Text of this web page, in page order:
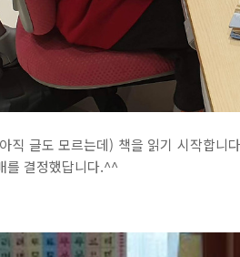
직 글도 모르는데) 책을 읽기 시작합
를 결정했답니다.^^